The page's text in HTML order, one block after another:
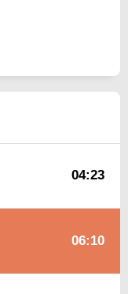
04:23
06:10